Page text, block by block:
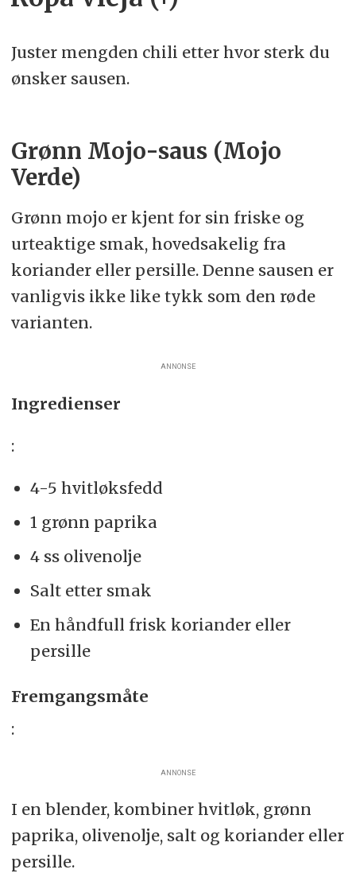
Juster mengden chili etter hvor sterk du
ønsker sausen.
Grønn Mojo-saus (Mojo
Verde)
Grønn mojo er kjent for sin friske og
urteaktige smak, hovedsakelig fra
koriander eller persille. Denne sausen er
vanligvis ikke like tykk som den røde
varianten.
ANNONSE
Ingredienser
:
4-5 hvitløksfedd
1 grønn paprika
4 ss olivenolje
Salt etter smak
En håndfull frisk koriander eller
persille
Fremgangsmåte
:
ANNONSE
I en blender, kombiner hvitløk, grønn
paprika, olivenolje, salt og koriander eller
persille.